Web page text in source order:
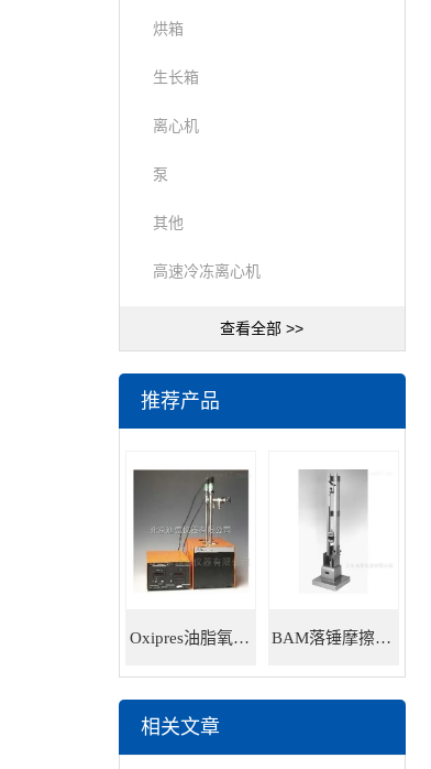
烘箱
生长箱
离心机
泵
其他
高速冷冻离心机
查看全部 >>
推荐产品
Oxipres油脂氧化稳定性仪 BAM落锤摩擦感度仪
相关文章